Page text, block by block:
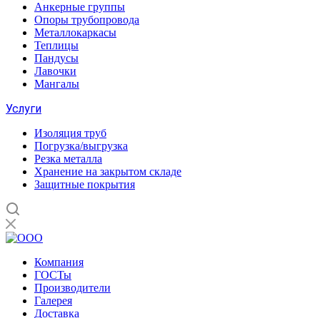
Анкерные группы
Опоры трубопровода
Металлокаркасы
Теплицы
Пандусы
Лавочки
Мангалы
Услуги
Изоляция труб
Погрузка/выгрузка
Резка металла
Хранение на закрытом складе
Защитные покрытия
Компания
ГОСТы
Производители
Галерея
Доставка